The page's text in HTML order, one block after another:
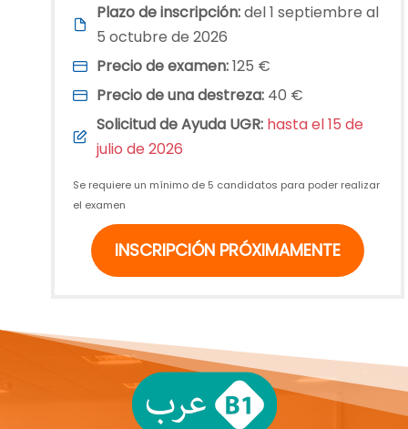
Plazo de inscripción:del 1 septiembre al
5 octubre de 2026
Precio de examen:125 €
Precio de una destreza: 40 €
Solicitud de Ayuda UGR: hasta el 15 de
julio de 2026
Se requiere un mínimo de 5 candidatos para poder realizar
el examen
INSCRIPCIÓN PRÓXIMAMENTE